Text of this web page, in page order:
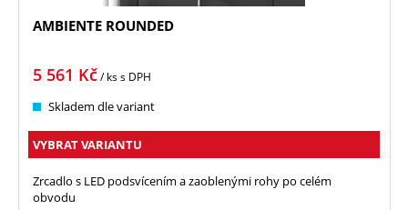
AMBIENTE ROUNDED
5 561 Kč/ kss DPH
Skladem dle variant
VYBRAT VARIANTU
Zrcadlo s LED podsvícením a zaoblenými rohy po celém
obvodu